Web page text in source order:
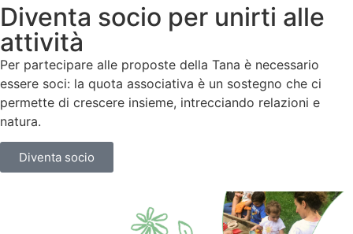
Diventa socio per unirti alle
attività
Per partecipare alle proposte della Tana è necessario
essere soci: la quota associativa è un sostegno che ci
permette di crescere insieme, intrecciando relazioni e
natura.
Diventa socio